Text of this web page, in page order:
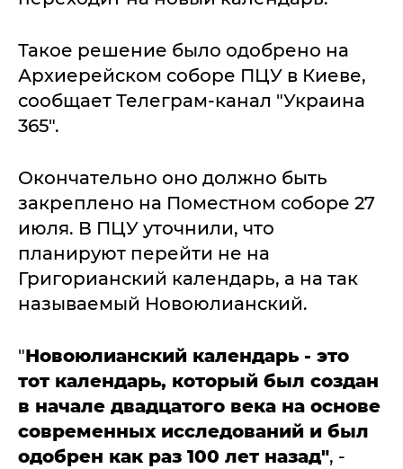
Такое решение было одобрено на
Архиерейском соборе ПЦУ в Киеве,
сообщает Телеграм-канал "Украина
365".
Окончательно оно должно быть
закреплено на Поместном соборе 27
июля. В ПЦУ уточнили, что
планируют перейти не на
Григорианский календарь, а на так
называемый Новоюлианский.
"Новоюлианский календарь - это
тот календарь, который был создан
в начале двадцатого века на основе
современных исследований и был
одобрен как раз 100 лет назад", -